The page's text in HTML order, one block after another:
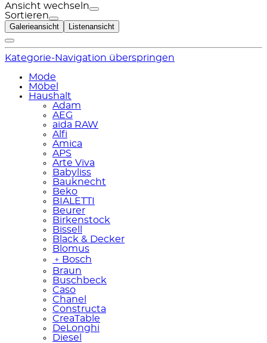
Ansicht wechseln
Sortieren
Galerieansicht Listenansicht
Kategorie-Navigation überspringen
Mode
Möbel
Haushalt
Adam
AEG
aida RAW
Alfi
Amica
APS
Arte Viva
Babyliss
Bauknecht
Beko
BIALETTI
Beurer
Birkenstock
Bissell
Black & Decker
Blomus
﹢ Bosch
Braun
Buschbeck
Caso
Chanel
Constructa
CreaTable
DeLonghi
Diesel